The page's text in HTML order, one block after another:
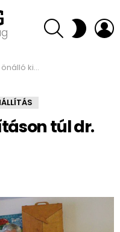
SEARCH SWITCH
SKIN
túl dr. Tóth Csaba
túl dr.